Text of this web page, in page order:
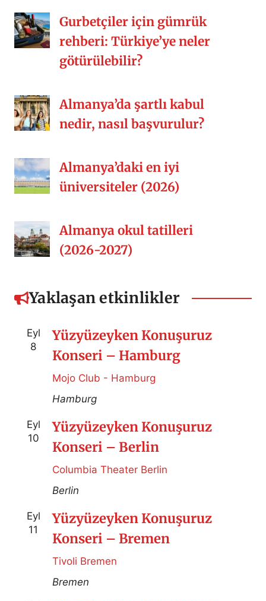
Gurbetçiler için gümrük
rehberi: Türkiye’ye neler
götürülebilir?
Almanya’da şartlı kabul
nedir, nasıl başvurulur?
Almanya’daki en iyi
üniversiteler (2026)
Almanya okul tatilleri
(2026-2027)
Yaklaşan etkinlikler
Eyl
8
Yüzyüzeyken Konuşuruz
Konseri – Hamburg
Mojo Club - Hamburg
Hamburg
Eyl
10
Yüzyüzeyken Konuşuruz
Konseri – Berlin
Columbia Theater Berlin
Berlin
Eyl
11
Yüzyüzeyken Konuşuruz
Konseri – Bremen
Tivoli Bremen
Bremen